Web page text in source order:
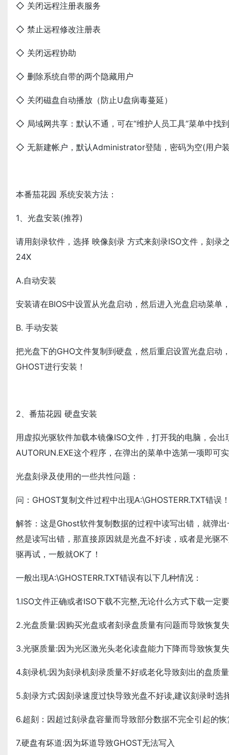
◇ 关闭远程注册表服务
◇ 禁止远程修改注册表
◇ 关闭远程协助
◇ 删除系统自带的两个隐藏用户
◇ 关闭磁盘自动播放（防止U盘病毒蔓延）
◇ 局域网共享：默认不通，可在“维护人员工具”菜单中找
◇ 无新建帐户，默认Administrator登陆，密码为空(用户
本番茄花园 系统安装方法：
1、光盘安装(推荐)
请用刻录软件，选择 映像刻录 方式来刻录ISO文件，刻录
24X
A.自动安装
安装请在BIOS中设置从光盘启动，然后进入光盘启动菜
B. 手动安装
把光盘下的GHO文件复制到硬盘，然后重启设置光盘启动
GHOST进行安装！
2、番茄花园 硬盘安装
用虚拟光驱软件加载本镜像ISO文件，打开我的电脑，会
AUTORUN.EXE这个程序，在弹出的菜单中选第一项即可
光盘刻录及使用的一些共性问题：
问：GHOST复制文件过程中出现A:\GHOSTERR.TXT错误
解答：这是Ghost软件复制数据的过程中读写出错，就弹
然是读写出错，那直接原因就是光盘不好读，或者是光驱
驱再试，一般就OK了！
一般出现A:\GHOSTERR.TXT错误有以下几种情况：
1.ISO文件正确或者ISO下载不完整,无论什么方式下载一定
2.光盘质量:因购买光盘或者刻录盘质量有问题而导致恢复
3.光驱质量:因为光区激光头老化读盘能力下降而导致恢复
4.刻录机:因为刻录机刻录质量不好或老化导致刻出的盘质
5.刻录方式:因刻录速度过快导致光盘不好读,建议刻录时选
6.超刻：因超过刻录盘容量而导致部分数据不完全引起的
7.硬盘有坏道:因为坏道导致GHOST无法写入